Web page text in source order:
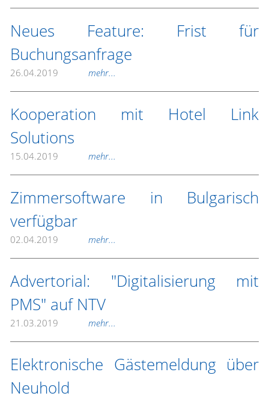
Neues Feature: Frist für
Buchungsanfrage
26.04.2019 mehr...
Kooperation mit Hotel Link
Solutions
15.04.2019 mehr...
Zimmersoftware in Bulgarisch
verfügbar
02.04.2019 mehr...
Advertorial: "Digitalisierung mit
PMS" auf NTV
21.03.2019 mehr...
Elektronische Gästemeldung über
Neuhold